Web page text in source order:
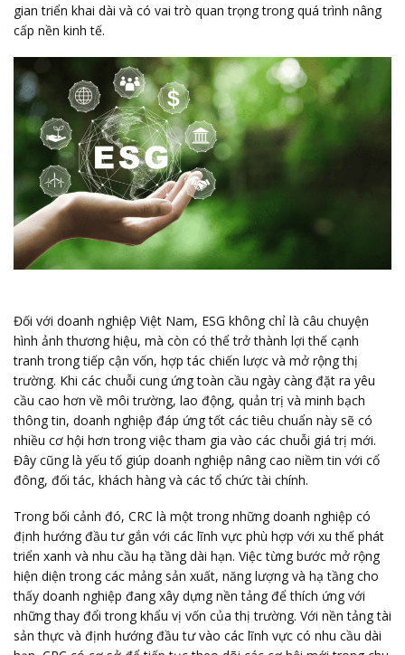
gian triển khai dài và có vai trò quan trọng trong quá trình nâng
cấp nền kinh tế.
Đối với doanh nghiệp Việt Nam, ESG không chỉ là câu chuyện
hình ảnh thương hiệu, mà còn có thể trở thành lợi thế cạnh
tranh trong tiếp cận vốn, hợp tác chiến lược và mở rộng thị
trường. Khi các chuỗi cung ứng toàn cầu ngày càng đặt ra yêu
cầu cao hơn về môi trường, lao động, quản trị và minh bạch
thông tin, doanh nghiệp đáp ứng tốt các tiêu chuẩn này sẽ có
nhiều cơ hội hơn trong việc tham gia vào các chuỗi giá trị mới.
Đây cũng là yếu tố giúp doanh nghiệp nâng cao niềm tin với cổ
đông, đối tác, khách hàng và các tổ chức tài chính.
Trong bối cảnh đó, CRC là một trong những doanh nghiệp có
định hướng đầu tư gắn với các lĩnh vực phù hợp với xu thế phát
triển xanh và nhu cầu hạ tầng dài hạn. Việc từng bước mở rộng
hiện diện trong các mảng sản xuất, năng lượng và hạ tầng cho
thấy doanh nghiệp đang xây dựng nền tảng để thích ứng với
những thay đổi trong khẩu vị vốn của thị trường. Với nền tảng tài
sản thực và định hướng đầu tư vào các lĩnh vực có nhu cầu dài